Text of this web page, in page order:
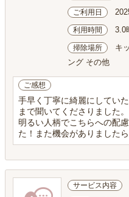
ご利用日
利用時間 3.0
掃除場所
キ
ング その他
ご感想
手早く丁寧に綺麗にしてい
まで聞いてくださりました。
明るい人柄でこちらへの配
た！また機会がありました
サービス内容